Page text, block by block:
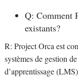
Q: Comment
existants?
R: Project Orca est
systèmes de gestion
d’apprentissage